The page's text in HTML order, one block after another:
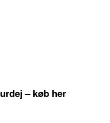
– køb her